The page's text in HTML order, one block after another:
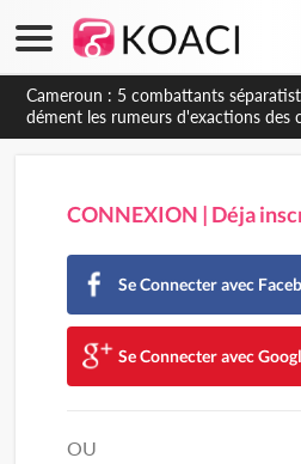
Cameroun : 5 combattants
dément les rumeurs d'exactions des
CONNEXION | Déja
Se Connecter avec
Se Connecter avec
OU